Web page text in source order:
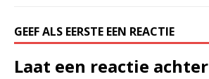
GEEF ALS EERSTE EEN REACTIE
Laat een reactie achter